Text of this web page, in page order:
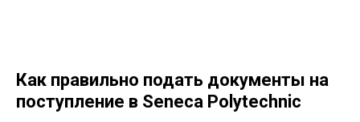
Как правильно подать документы на
поступление в Seneca Polytechnic